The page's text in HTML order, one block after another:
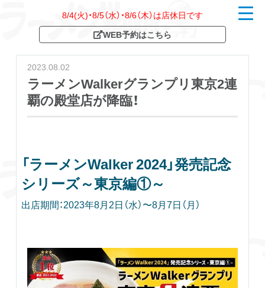
t
8/4(火)・8/5（水）・8/6（木）は店休日です
WEB予約はこちら
2023.08.02
ラーメンWalkerグランプリ東京2連
覇の殿堂店が降臨！
「ラーメンWalker 2024」発売記念
シリーズ～東京編①～
出店期間：2023年8月2日（水）〜8月7日（月）